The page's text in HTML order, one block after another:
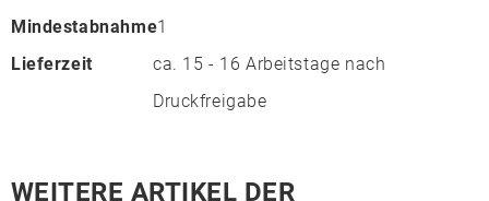
Mindestabnahme1
Lieferzeit
ca. 15 - 16 Arbeitstage nach
Druckfreigabe
WEITERE ARTIKEL DER